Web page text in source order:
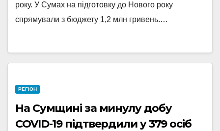
року. У Сумах на підготовку до Нового року
спрямували з бюджету 1,2 млн гривень.…
РЕГІОН
На Сумщині за минулу добу
COVID-19 підтвердили у 379 осіб